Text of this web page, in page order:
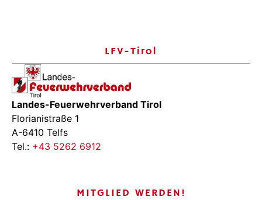
LFV-Tirol
Landes-Feuerwehrverband Tirol
Florianistraße 1
A-6410 Telfs
Tel.: +43 5262 6912
MITGLIED WERDEN!